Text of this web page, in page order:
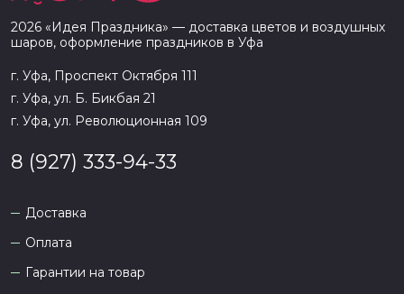
2026 «Идея Праздника» — доставка цветов и воздушных
шаров, оформление праздников в Уфа
г. Уфа, Проспект Октября 111
г. Уфа, ул. Б. Бикбая 21
г. Уфа, ул. Революционная 109
8 (927) 333-94-33
Доставка
Оплата
Гарантии на товар